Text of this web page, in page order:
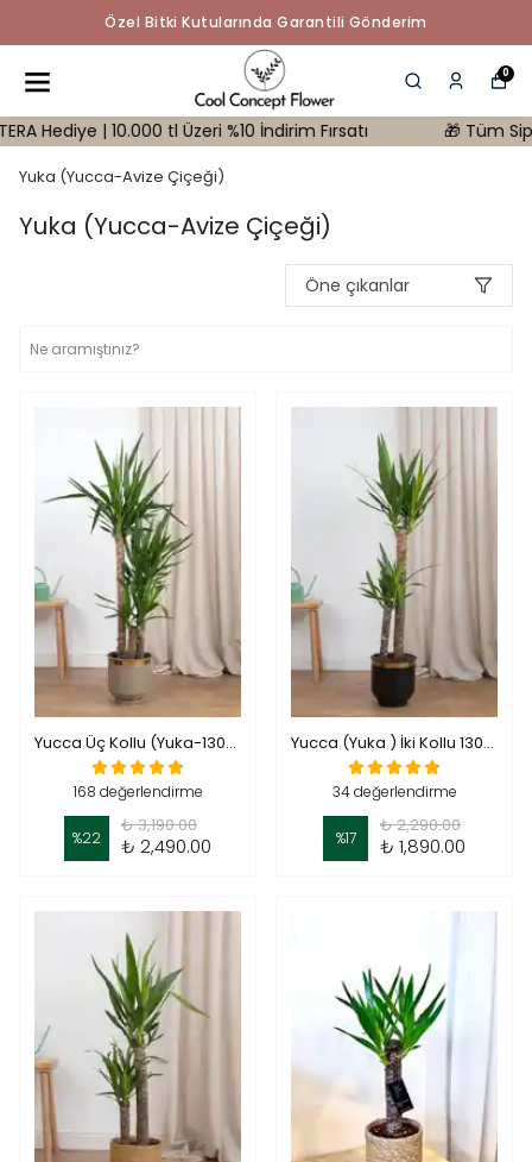
Özel Bitki Kutularında Garantili Gönderim
0
tl Üzeri %10 İndirim Fırsatı 🎁 Tüm Siparişlerinizde
Yuka (Yucca-Avize Çiçeği)
Yuka (Yucca-Avize Çiçeği)
Öne çıkanlar
Yucca Üç Kollu (Yuka-130-140 cm )
168 değerlendirme
%22
₺ 3,190.00
₺ 2,490.00
Yucca (Yuka ) İki Kollu 130-140 cm
34 değerlendirme
%17
₺ 2,290.00
₺ 1,890.00